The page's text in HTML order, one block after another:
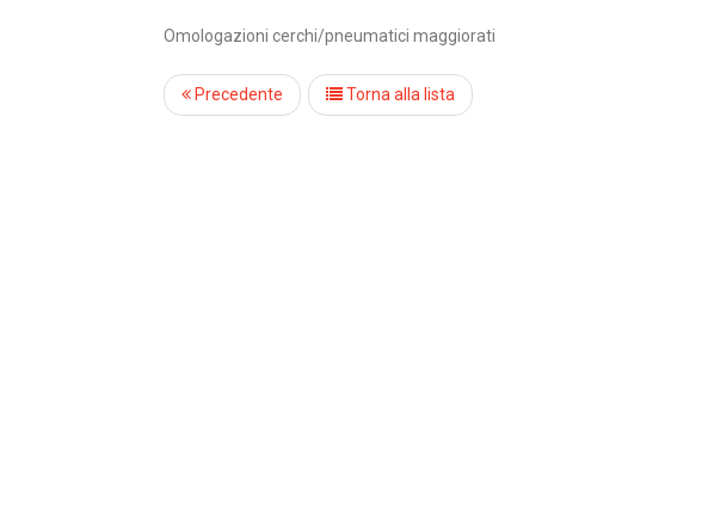
Omologazioni cerchi/pneumatici maggiorati
Precedente Torna alla lista